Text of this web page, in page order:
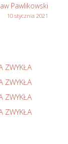
Pawlikowski
10 stycznia 2021
ZWYKŁA
ZWYKŁA
ZWYKŁA
ZWYKŁA